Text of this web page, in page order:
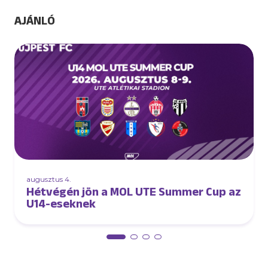
AJÁNLÓ
augusztus 4.
Hétvégén jön a MOL UTE Summer Cup az
U14-eseknek